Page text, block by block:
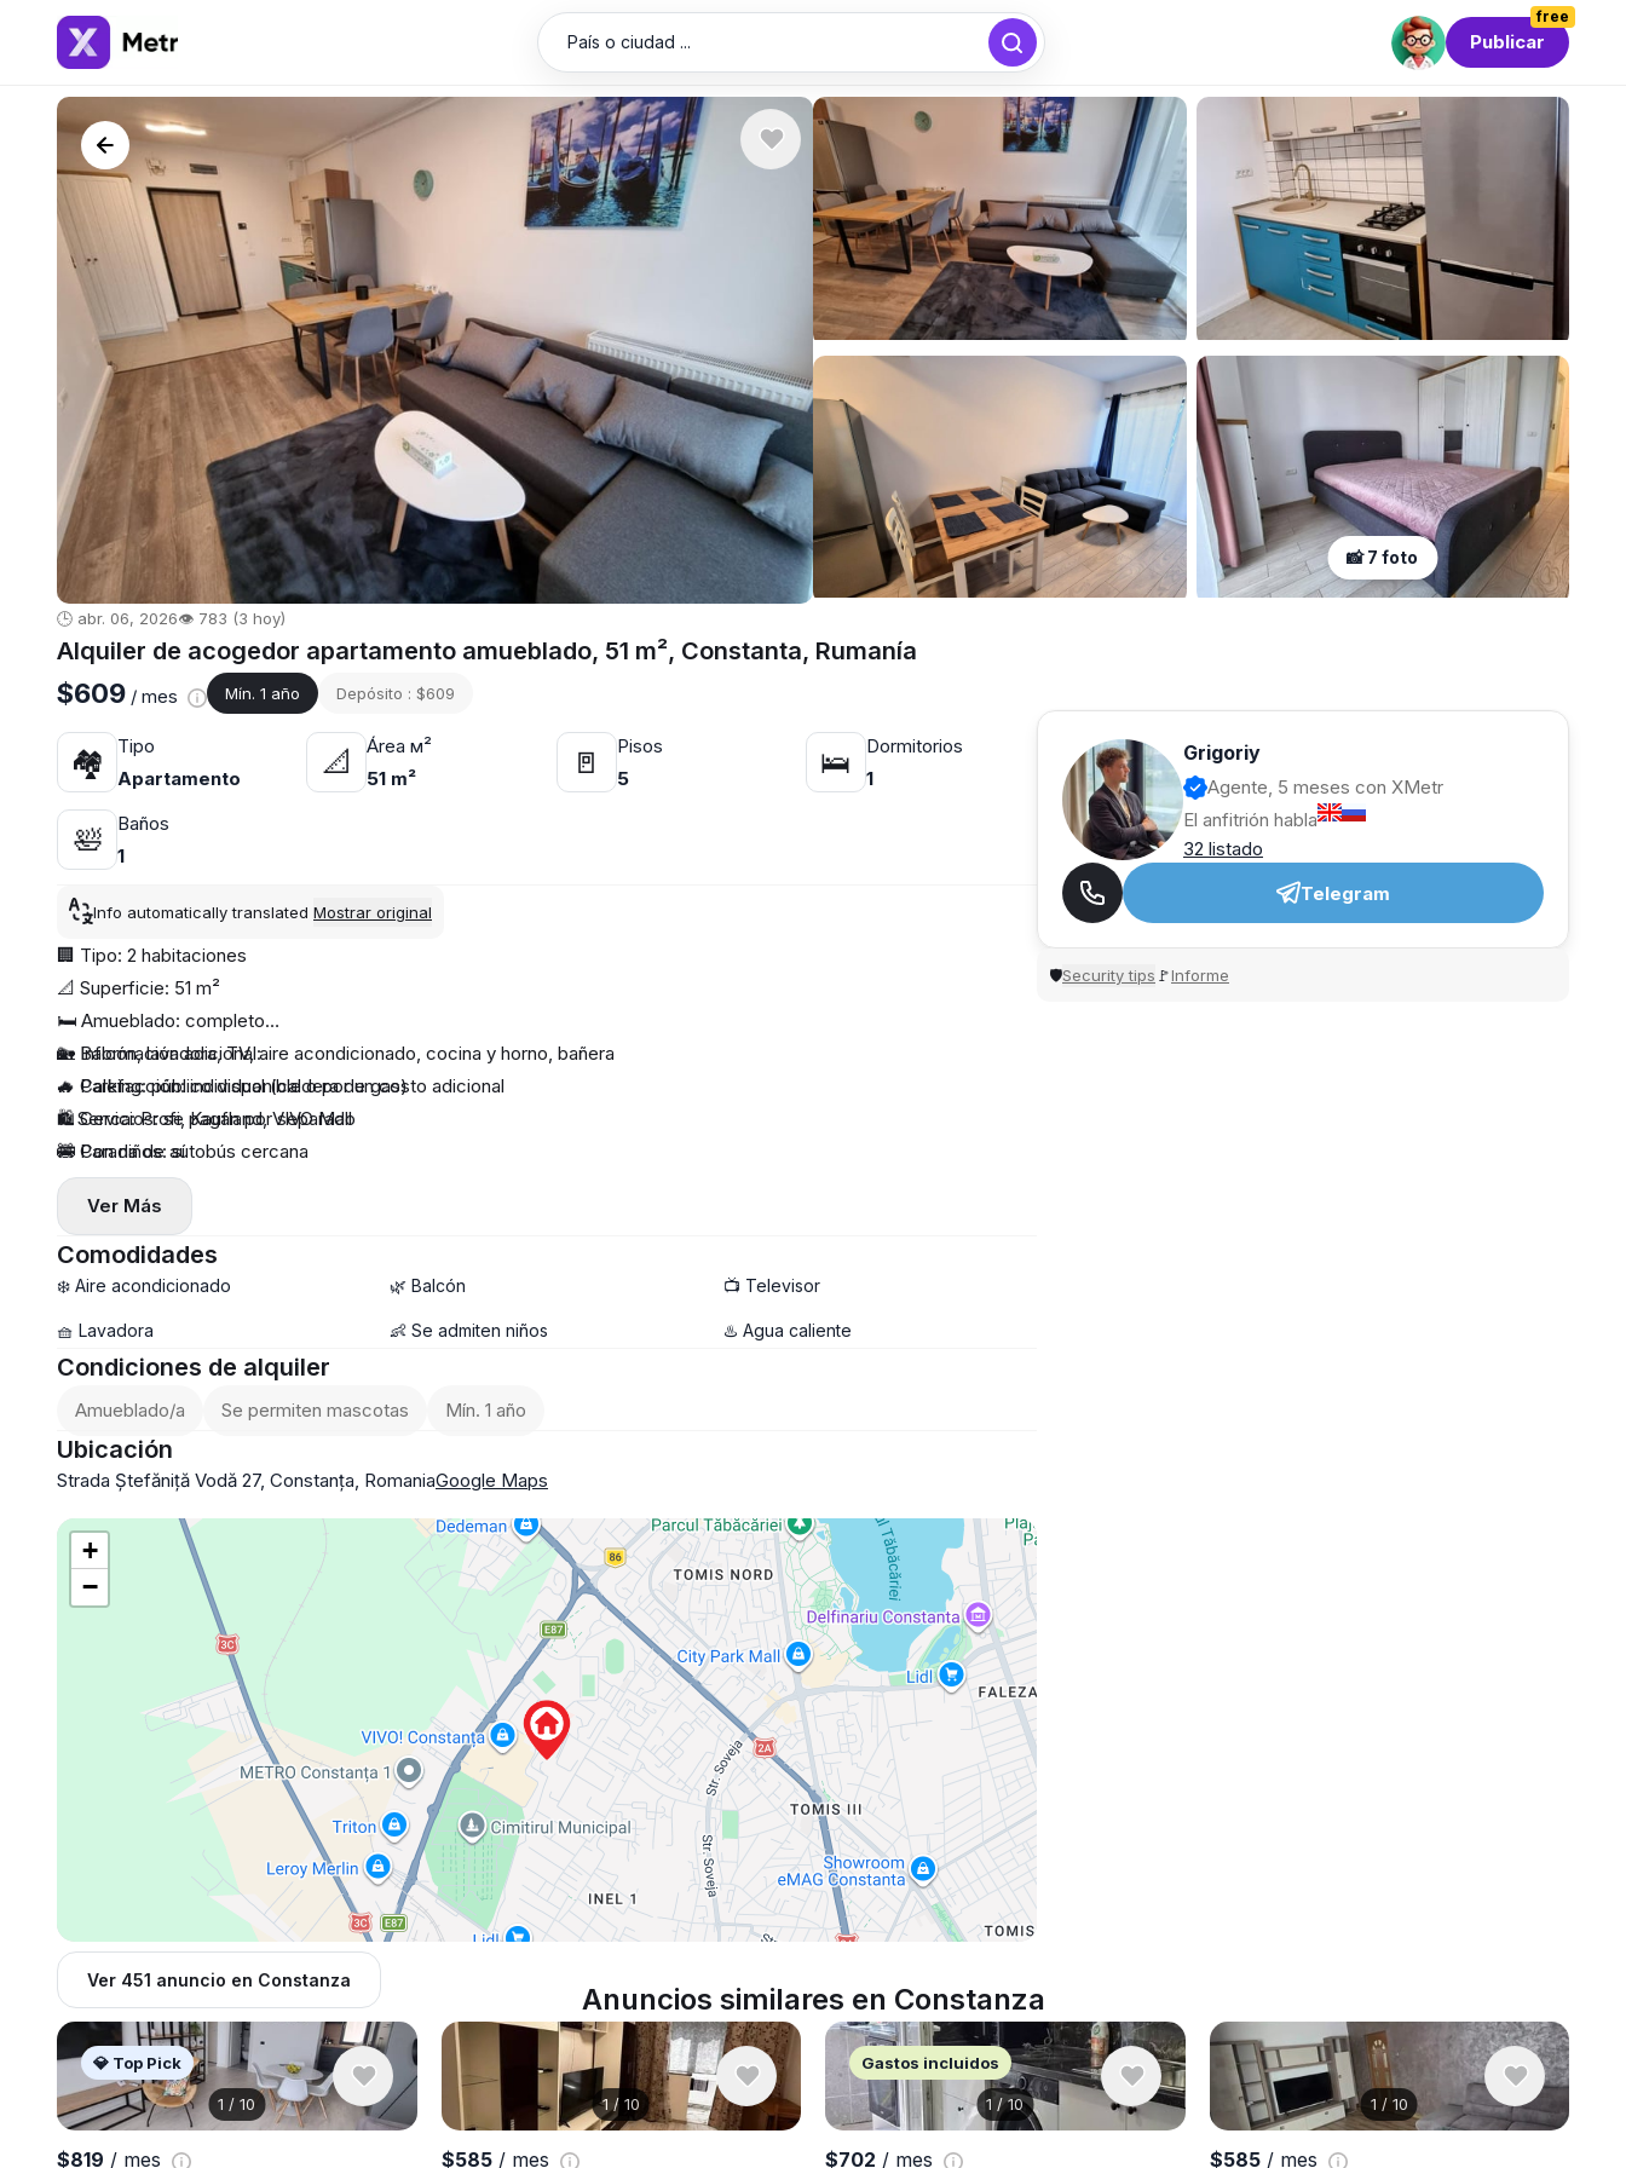
País o ciudad ...
free
Publicar
📸 7 foto
🕒 abr. 06, 2026👁️ 783 (3 hoy)
Alquiler de acogedor apartamento amueblado, 51 m², Constanta, Rumanía
$609 / mes Mín. 1 año Depósito : $609
🏘
Tipo
Apartamento
📐
Área м²
51 m²
🚪
Pisos
5
🛌
Dormitorios
1
🛀
Baños
1
Info automatically translated Mostrar original
🏢 Tipo: 2 habitaciones
📐 Superficie: 51 m²
🛏 Amueblado: completo
🏡 Balcón, lavadora, TV, aire acondicionado, cocina y horno, bañera
🔥 Calefacción: individual (caldera de gas)
♻️ Servicios: se pagan por separado
🧸 Con niños: sí
🐾 Mascotas: con doble depósito
🏙️ Piso: 5/8
📦 Duración mínima: 12 meses
🔐 Depósito: 1 mes
💫 Información adicional:
🚙 Parking: público disponible o por un costo adicional
🛍️ Cerca: Profi, Kaufland, VIVO Mall
🚌 Parada de autobús cercana
Ver Más
Comodidades
❄️ Aire acondicionado 🌿 Balcón 📺 Televisor
🧺 Lavadora 👶 Se admiten niños ♨️ Agua caliente
Condiciones de alquiler
Amueblado/a Se permiten mascotas Mín. 1 año
Ubicación
Strada Ștefăniță Vodă 27, Constanța, RomaniaGoogle Maps
+
−
Ver 451 anuncio en Constanza
Grigoriy
Agente, 5 meses con XMetr
El anfitrión habla
32 listado
Telegram
🛡Security tips 🚩Informe
Anuncios similares en Constanza
1 /10
💎 Top Pick
$819 / mes
1 / 10
$585/ mes
1 /10
Gastos incluidos
$702 / mes
1 / 10
$585/ mes